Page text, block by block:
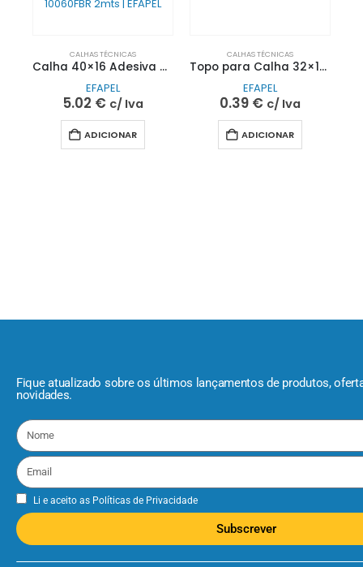
CALHAS TÉCNICAS
Calha 40×16 Adesiva com Divisória Branca 10060FBR 2mts | EFAPEL
EFAPEL
5.02 € c/ Iva
ADICIONAR
CALHAS TÉCNICAS
Topo para Calha 32×16 | EFAPEL
EFAPEL
0.39 € c/ Iva
ADICIONAR
Fique atualizado sobre os últimos lançamentos de produtos,
novidades.
Li e aceito as Políticas de Privacidade
Subscrever